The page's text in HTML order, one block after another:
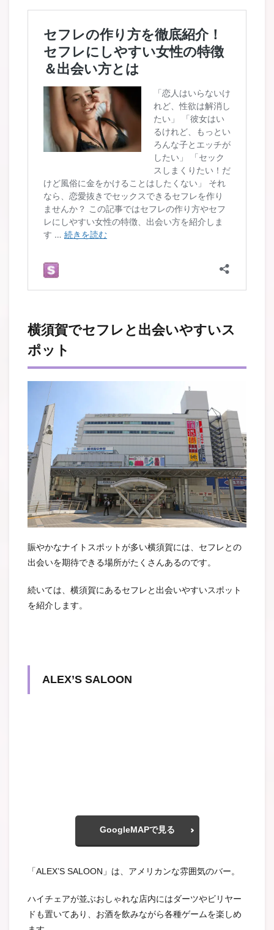
横須賀でセフレと出会いやすいス
ポット
賑やかなナイトスポットが多い横須賀には、セフレとの
出会いを期待できる場所がたくさんあるのです。
続いては、横須賀にあるセフレと出会いやすいスポット
を紹介します。
ALEX’S SALOON
GoogleMAPで見る
「ALEX’S SALOON」は、アメリカンな雰囲気のバー。
ハイチェアが並ぶおしゃれな店内にはダーツやビリヤー
ドも置いてあり、お酒を飲みながら各種ゲームを楽しめ